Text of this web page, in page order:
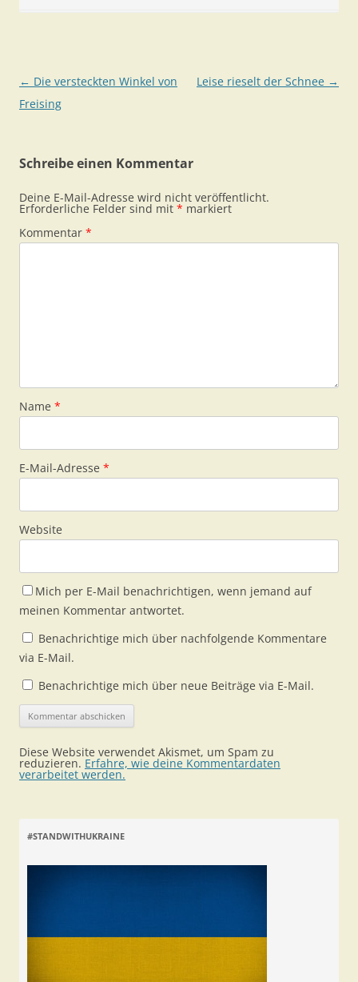
Beitragsnavigation
← Die versteckten Winkel von
Freising
Leise rieselt der Schnee →
Schreibe einen Kommentar
Deine E-Mail-Adresse wird nicht veröffentlicht.
Erforderliche Felder sind mit * markiert
Kommentar *
Name *
E-Mail-Adresse *
Website
Mich per E-Mail benachrichtigen, wenn jemand auf
meinen Kommentar antwortet.
Benachrichtige mich über nachfolgende Kommentare
via E-Mail.
Benachrichtige mich über neue Beiträge via E-Mail.
Diese Website verwendet Akismet, um Spam zu
reduzieren. Erfahre, wie deine Kommentardaten
verarbeitet werden.
#STANDWITHUKRAINE